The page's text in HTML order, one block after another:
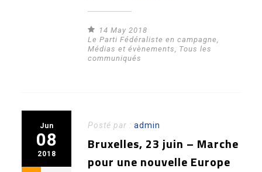
14 May 2018
Le Parti Fédéraliste en campagne,
Médias et évènements, Tous les
communiqués
Jun
08
2018
Posté par :admin
Bruxelles, 23 juin – Marche
pour une nouvelle Europe